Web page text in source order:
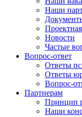
Наши
Новости
Частые
Вопрос-ответ
Ответы
Ответы
Вопрос-
Партнерам
Принцип
Наши